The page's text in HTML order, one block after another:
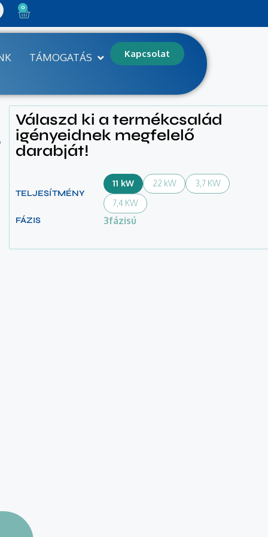
0
TÁMOGATÁS Kapcsolat
Válaszd ki a termékcsalád
igényeidnek megfelelő
darabját!
TELJESÍTMÉNY
11 kW 22 kW
3,7 KW
7,4 KW
FÁZIS
3fázisú